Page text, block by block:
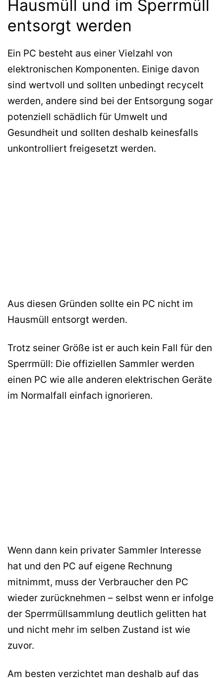
Hausmüll und im Sperrmüll
entsorgt werden
Ein PC besteht aus einer Vielzahl von
elektronischen Komponenten. Einige davon
sind wertvoll und sollten unbedingt recycelt
werden, andere sind bei der Entsorgung sogar
potenziell schädlich für Umwelt und
Gesundheit und sollten deshalb keinesfalls
unkontrolliert freigesetzt werden.
Aus diesen Gründen sollte ein PC nicht im
Hausmüll entsorgt werden.
Trotz seiner Größe ist er auch kein Fall für den
Sperrmüll: Die offiziellen Sammler werden
einen PC wie alle anderen elektrischen Geräte
im Normalfall einfach ignorieren.
Wenn dann kein privater Sammler Interesse
hat und den PC auf eigene Rechnung
mitnimmt, muss der Verbraucher den PC
wieder zurücknehmen – selbst wenn er infolge
der Sperrmüllsammlung deutlich gelitten hat
und nicht mehr im selben Zustand ist wie
zuvor.
Am besten verzichtet man deshalb auf das